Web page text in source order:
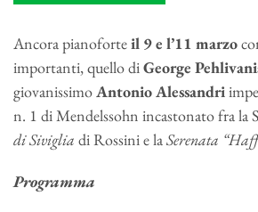
Ancora pianoforteil 9 e l’11 marzo
importanti, quello diGeorge
giovanissimoAntonio Alessandri
n. 1 di Mendelssohn incastonato fra la
di Siviglia di Rossini e laSerenata
Programma